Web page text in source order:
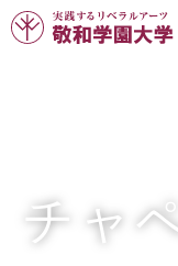
実践するリベラルアーツ 敬和学園大
チャ